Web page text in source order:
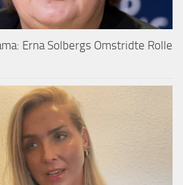
Erna Solbergs Omstridte Rolle